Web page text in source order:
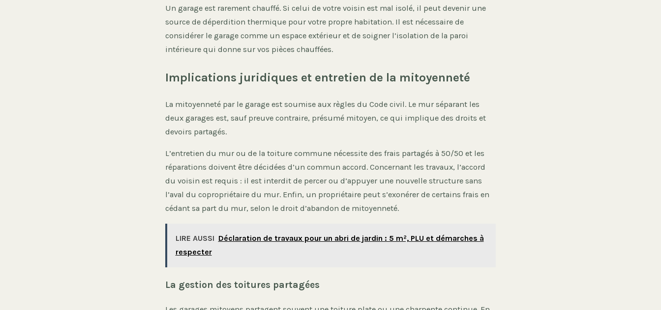
Un garage est rarement chauffé. Si celui de votre voisin est mal isolé, il peut devenir une
source de déperdition thermique pour votre propre habitation. Il est nécessaire de
considérer le garage comme un espace extérieur et de soigner l’isolation de la paroi
intérieure qui donne sur vos pièces chauffées.
Implications juridiques et entretien de la mitoyenneté
La mitoyenneté par le garage est soumise aux règles du Code civil. Le mur séparant les
deux garages est, sauf preuve contraire, présumé mitoyen, ce qui implique des droits et
devoirs partagés.
L’entretien du mur ou de la toiture commune nécessite des frais partagés à 50/50 et les
réparations doivent être décidées d’un commun accord. Concernant les travaux, l’accord
du voisin est requis : il est interdit de percer ou d’appuyer une nouvelle structure sans
l’aval du copropriétaire du mur. Enfin, un propriétaire peut s’exonérer de certains frais en
cédant sa part du mur, selon le droit d’abandon de mitoyenneté.
LIRE AUSSI Déclaration de travaux pour un abri de jardin : 5 m², PLU et démarches à
respecter
La gestion des toitures partagées